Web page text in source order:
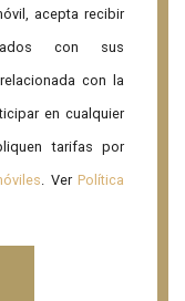
acepta recibir
con sus
con la
en cualquier
tarifas por
. VerPolítica